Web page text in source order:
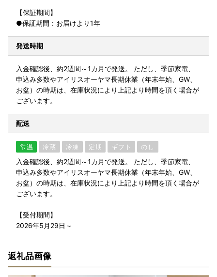
【保証期間】
●保証期間：お届けより1年
発送時期
入金確認後、約2週間～1カ月で発送。 ただし、季節家電、
申込み多数やアイリスオーヤマ長期休業（年末年始、GW、
お盆）の時期は、在庫状況により上記より時間を頂く場合が
ございます。
配送
常温 冷蔵 冷凍 定期 ギフト のし
入金確認後、約2週間～1カ月で発送。 ただし、季節家電、
申込み多数やアイリスオーヤマ長期休業（年末年始、GW、
お盆）の時期は、在庫状況により上記より時間を頂く場合が
ございます。
【受付期間】
2026年5月29日～
返礼品画像